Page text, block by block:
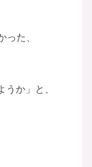
た、
うか」と、